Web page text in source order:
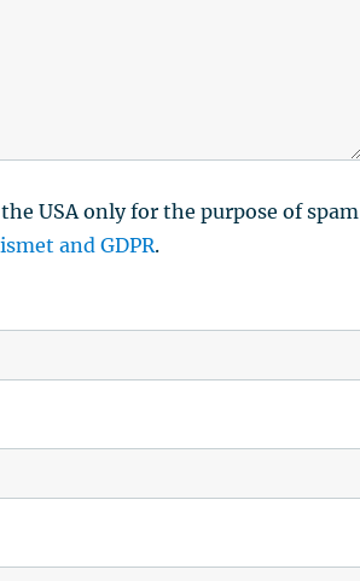
USA only for the purpose of spam
and GDPR.